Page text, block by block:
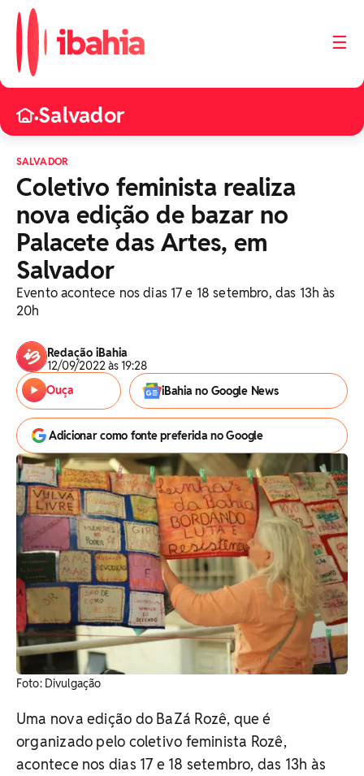
☰
•Salvador
SALVADOR
Coletivo feminista realiza
nova edição de bazar no
Palacete das Artes, em
Salvador
Evento acontece nos dias 17 e 18 setembro, das 13h às
20h
Redação iBahia
12/09/2022 às 19:28
Ouça
iBahia no Google News
Adicionar como fonte preferida no Google
Foto: Divulgação
Uma nova edição do BaZá Rozê, que é
organizado pelo coletivo feminista Rozê,
acontece nos dias 17 e 18 setembro, das 13h às